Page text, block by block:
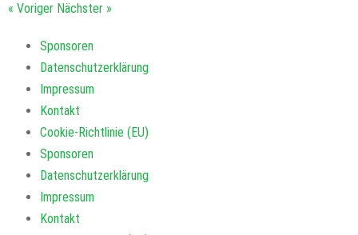
« Voriger Nächster »
Sponsoren
Datenschutzerklärung
Impressum
Kontakt
Cookie-Richtlinie (EU)
Sponsoren
Datenschutzerklärung
Impressum
Kontakt